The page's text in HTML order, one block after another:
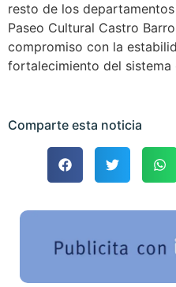
resto de los
Paseo Cultural Castro
compromiso con la
fortalecimiento del
Comparte esta noticia